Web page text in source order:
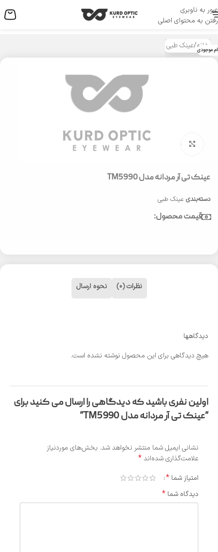
عبور به ناوبری
رفتن به محتوای اصلی
منو
خانه/عینک طبی موجودی
بزرگنمایی تصویر
عینک تی آر مردانه مدل TM5990
دسته‌بندی عینک طبی
قیمت محصول:
نظرات (0) نحوه ارسال
دیدگاهها
هیچ دیدگاهی برای این محصول نوشته نشده است.
اولین نفری باشید که دیدگاهی را ارسال می کنید برای
“عینک تی آر مردانه مدل TM5990”
نشانی ایمیل شما منتشر نخواهد شد. بخش‌های موردنیاز
علامت‌گذاری شده‌اند*
امتیاز شما *
دیدگاه شما *